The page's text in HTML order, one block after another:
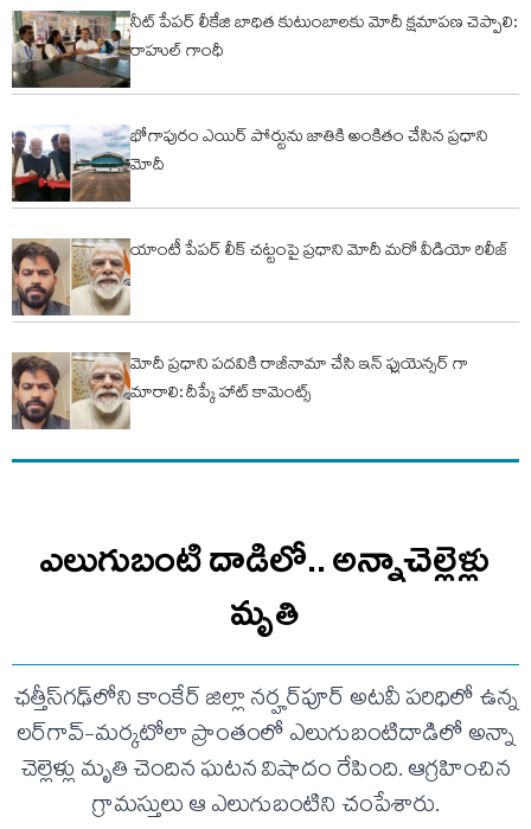
నీట్ పేపర్ లీకేజి బాధిత కుటుంబాలకు మోదీ క్షమాపణ చెప్పాలి:
రాహుల్ గాంధీ
భోగాపురం ఎయిర్ పోర్టును జాతికి అంకితం చేసిన ప్రధాని
మోదీ
యాంటీ పేపర్ లీక్ చట్టంపై ప్రధాని మోదీ మరో వీడియో రిలీజ్
మోదీ ప్రధాని పదవికి రాజీనామా చేసి ఇన్ ఫ్లుయెన్సర్ గా
మారాలి: దీప్కే హాట్ కామెంట్స్
ఎలుగుబంటి దాడిలో.. అన్నాచెల్లెళ్లు
మృతి
ఛత్తీస్‌గఢ్‌లోని కాంకేర్ జిల్లా నర్హర్‌పూర్ అటవీ పరిధిలో ఉన్న
లర్‌గావ్-మర్కటోలా ప్రాంతంలో ఎలుగుబంటిదాడిలో అన్నా
చెల్లెళ్లు మృతి చెందిన ఘటన విషాదం రేపింది. ఆగ్రహించిన
గ్రామస్తులు ఆ ఎలుగుబంటిని చంపేశారు.